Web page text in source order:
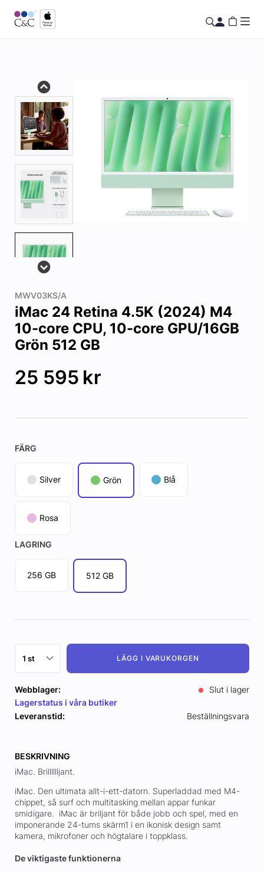
MWV03KS/A
iMac 24 Retina 4.5K (2024) M4
10-core CPU, 10-core GPU/16GB
Grön 512 GB
25 595 kr
FÄRG
Silver Grön Blå
Rosa
LAGRING
256 GB 512 GB
LÄGG I VARUKORGEN
Webblager:
Slut i lager
Lagerstatus i våra butiker
Leveranstid:
Beställningsvara
BESKRIVNING
iMac. Brilllllljant.
iMac. Den ultimata allt-i-ett-datorn. Superladdad med M4-
chippet, så surf och multitasking mellan appar funkar
smidigare. iMac är briljant för både jobb och spel, med en
imponerande 24-tums skärm1 i en ikonisk design samt
kamera, mikrofoner och högtalare i toppklass.
De viktigaste funktionerna